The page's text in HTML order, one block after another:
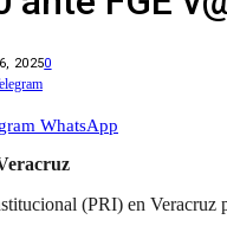
20250
WhatsApp
(PRI) en Veracruz